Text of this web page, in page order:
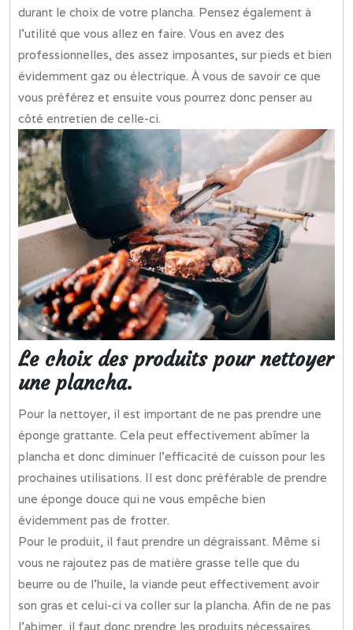
durant le choix de votre plancha. Pensez également à
l’utilité que vous allez en faire. Vous en avez des
professionnelles, des assez imposantes, sur pieds et bien
évidemment gaz ou électrique. À vous de savoir ce que
vous préférez et ensuite vous pourrez donc penser au
côté entretien de celle-ci.
Le choix des produits pour nettoyer
une plancha.
Pour la nettoyer, il est important de ne pas prendre une
éponge grattante. Cela peut effectivement abîmer la
plancha et donc diminuer l’efficacité de cuisson pour les
prochaines utilisations. Il est donc préférable de prendre
une éponge douce qui ne vous empêche bien
évidemment pas de frotter.
Pour le produit, il faut prendre un dégraissant. Même si
vous ne rajoutez pas de matière grasse telle que du
beurre ou de l’huile, la viande peut effectivement avoir
son gras et celui-ci va coller sur la plancha. Afin de ne pas
l’abimer, il faut donc prendre les produits nécessaires.